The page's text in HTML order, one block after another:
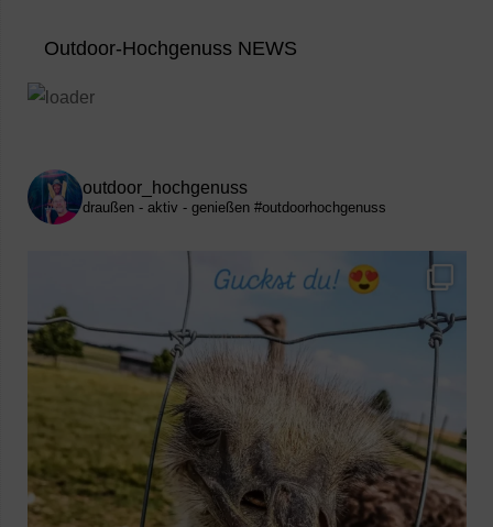
Outdoor-Hochgenuss NEWS
outdoor_hochgenuss
draußen - aktiv - genießen #outdoorhochgenuss